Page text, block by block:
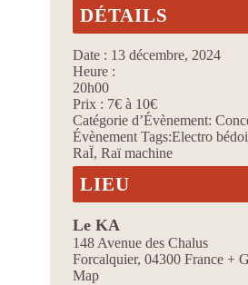
DÉTAILS
Date : 13 décembre, 2024
Heure :
20h00
Prix : 7€ à 10€
Catégorie d’Évènement:
Évènement Tags:Electro
RaÏ, Raï machine
LIEU
Le KA
148 Avenue des Chalus
Forcalquier, 04300 France +
Map